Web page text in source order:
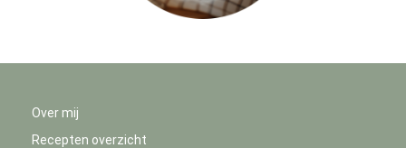
Over mij
Recepten overzicht